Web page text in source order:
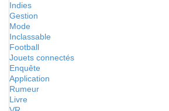
Indies
Gestion
Mode
Inclassable
Football
Jouets connectés
Enquête
Application
Rumeur
Livre